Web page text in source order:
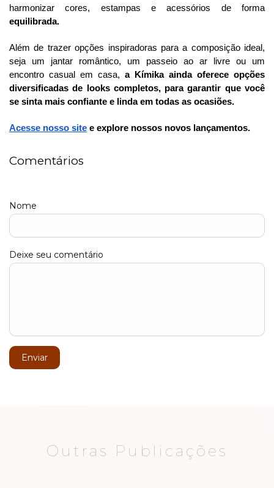
harmonizar cores, estampas e acessórios de forma
equilibrada.
Além de trazer opções inspiradoras para a composição ideal,
seja um jantar romântico, um passeio ao ar livre ou um
encontro casual em casa, a Kímika ainda oferece opções
diversificadas de looks completos, para garantir que você
se sinta mais confiante e linda em todas as ocasiões.
Acesse nosso site e explore nossos novos lançamentos.
Comentários
Nome
Deixe seu comentário
Enviar
Outras Publicações